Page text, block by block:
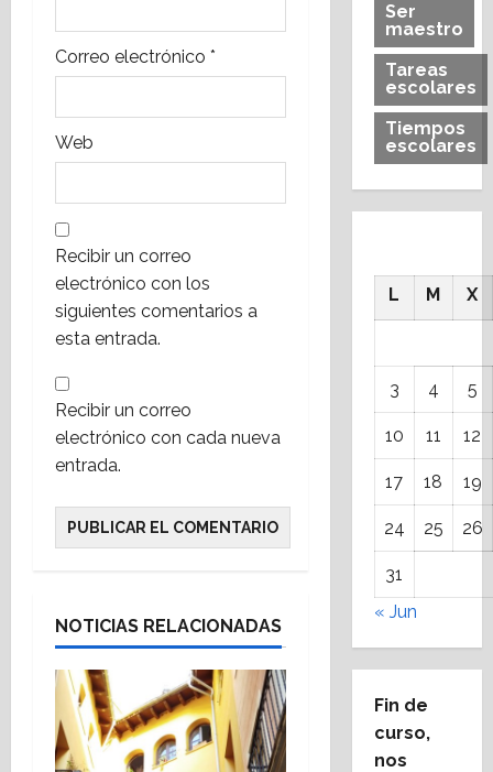
d
a
s
Correo electrónico *
Web
Recibir un correo
electrónico con los
siguientes comentarios a
esta entrada.
Recibir un correo
electrónico con cada nueva
entrada.
NOTICIAS RELACIONADAS
Ser
maestro
Tareas
escolares
Tiempos
escolares
L M X
3 4 5
10 11 12
17 18 19
24 25 26
31
« Jun
Fin de
curso,
nos